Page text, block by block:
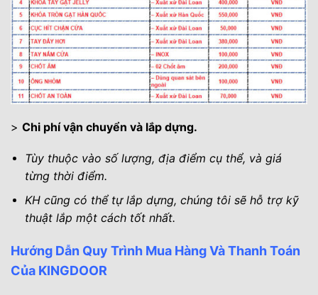
> Chi phí vận chuyển và lắp dựng.
Tùy thuộc vào số lượng, địa điểm cụ thể, và giá
từng thời điểm.
KH cũng có thể tự lắp dựng, chúng tôi sẽ hỗ trợ kỹ
thuật lắp một cách tốt nhất.
Hướng Dẫn Quy Trình Mua Hàng Và Thanh Toán
Của KINGDOOR